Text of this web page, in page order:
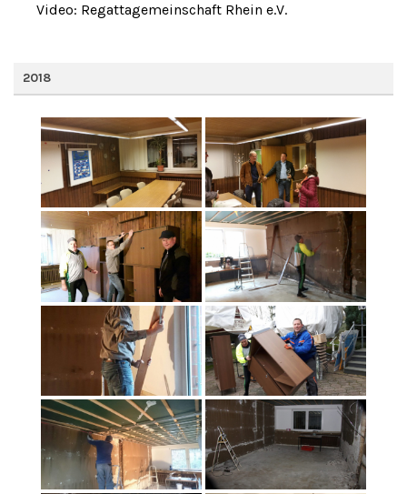
Video: Regattagemeinschaft Rhein e.V.
2018